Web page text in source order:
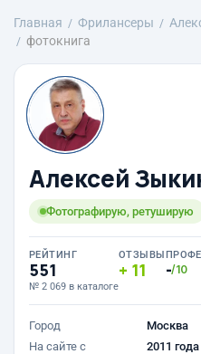
Главная Фрилансеры
фотокнига
Алексей
Фотографирую, ретуширую
РЕЙТИНГ
551
№ 2 069 в каталоге
ОТЗЫВЫ
11 -/10
Город
Москва
На сайте с
2011 года